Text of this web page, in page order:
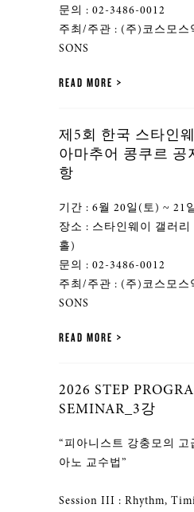
문의 : 02-3486-0012
주최/주관 : (주)코스모스
SONS
READ MORE
제5회 한국 스타인
아마추어 콩쿠르 공
항
기간 : 6월 20일(토) ~ 21
장소 : 스타인웨이 갤러
홀)
문의 : 02-3486-0012
주최/주관 : (주)코스모스
SONS
READ MORE
2026 STEP
SEMINAR_3강
“피아니스트 강충모의 고
아노 교수법”
Session III : Rhythm,